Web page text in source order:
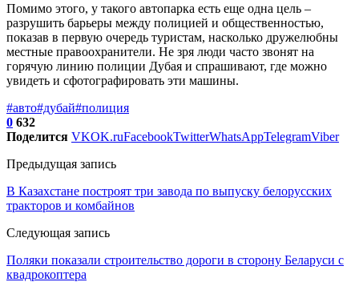
Помимо этого, у такого автопарка есть еще одна цель –
разрушить барьеры между полицией и общественностью,
показав в первую очередь туристам, насколько дружелюбны
местные правоохранители. Не зря люди часто звонят на
горячую линию полиции Дубая и спрашивают, где можно
увидеть и сфотографировать эти машины.
#авто#дубай#полиция
0 632
Поделится VKOK.ruFacebookTwitterWhatsAppTelegramViber
Предыдущая запись
В Казахстане построят три завода по выпуску белорусских
тракторов и комбайнов
Следующая запись
Поляки показали строительство дороги в сторону Беларуси с
квадрокоптера